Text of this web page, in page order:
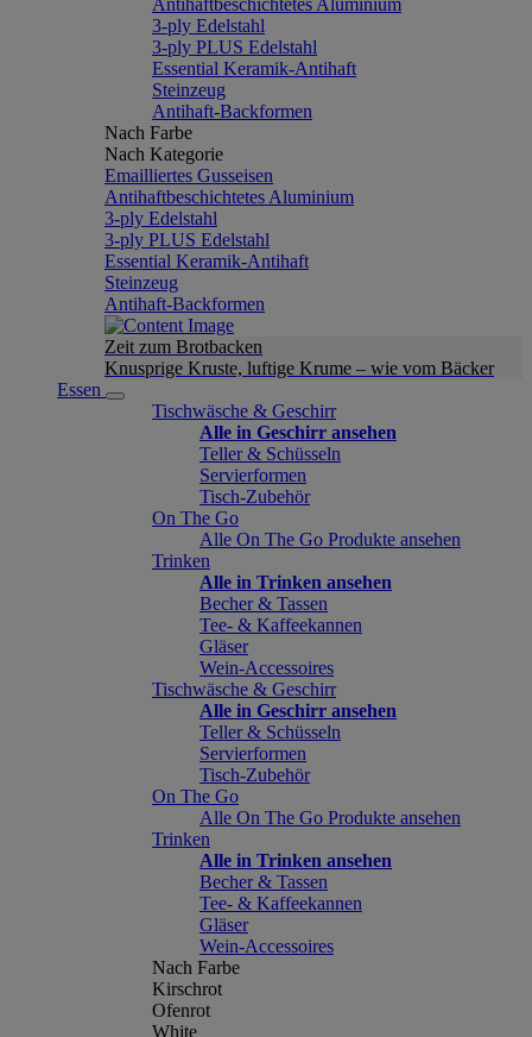
Antihaftbeschichtetes Aluminium
3-ply Edelstahl
3-ply PLUS Edelstahl
Essential Keramik-Antihaft
Steinzeug
Antihaft-Backformen
Nach Farbe
Nach Kategorie
Emailliertes Gusseisen
Antihaftbeschichtetes Aluminium
3-ply Edelstahl
3-ply PLUS Edelstahl
Essential Keramik-Antihaft
Steinzeug
Antihaft-Backformen
Zeit zum Brotbacken
Knusprige Kruste, luftige Krume – wie vom Bäcker
Essen
Tischwäsche & Geschirr
Alle in Geschirr ansehen
Teller & Schüsseln
Servierformen
Tisch-Zubehör
On The Go
Alle On The Go Produkte ansehen
Trinken
Alle in Trinken ansehen
Becher & Tassen
Tee- & Kaffeekannen
Gläser
Wein-Accessoires
Tischwäsche & Geschirr
Alle in Geschirr ansehen
Teller & Schüsseln
Servierformen
Tisch-Zubehör
On The Go
Alle On The Go Produkte ansehen
Trinken
Alle in Trinken ansehen
Becher & Tassen
Tee- & Kaffeekannen
Gläser
Wein-Accessoires
Nach Farbe
Kirschrot
Ofenrot
White